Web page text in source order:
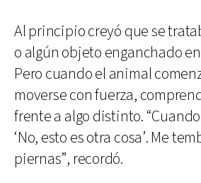
Al principio creyó que se
o algún objeto enganchado
Pero cuando el animal
moverse con fuerza,
frente a algo distinto.
‘No, esto es otra cosa’. Me
piernas”, recordó.